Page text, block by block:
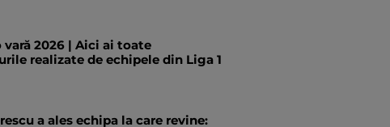
vară 2026 | Aici ai toate
realizate de echipele din Liga 1
a ales echipa la care revine: